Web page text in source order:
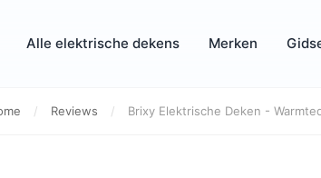
Alle elektrische dekens Merken
/ Reviews / Brixy Elektrische Deken -